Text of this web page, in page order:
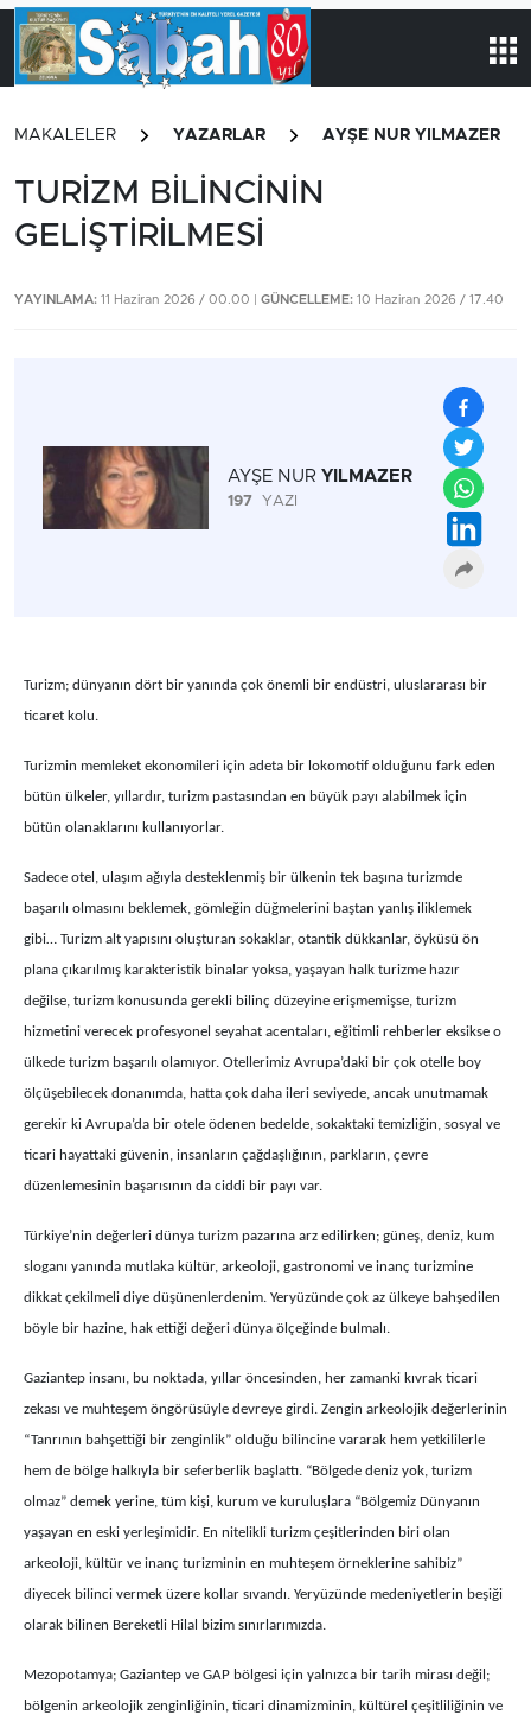
MAKALELER YAZARLAR AYŞE NUR YILMAZER
TURİZM BİLİNCİNİN
GELİŞTİRİLMESİ
YAYINLAMA: 11 Haziran 2026 / 00.00 | GÜNCELLEME: 10 Haziran 2026 / 17.40
AYŞE NUR YILMAZER
197 YAZI
Turizm; dünyanın dört bir yanında çok önemli bir endüstri, uluslararası bir
ticaret kolu.
Turizmin memleket ekonomileri için adeta bir lokomotif olduğunu fark eden
bütün ülkeler, yıllardır, turizm pastasından en büyük payı alabilmek için
bütün olanaklarını kullanıyorlar.
Sadece otel, ulaşım ağıyla desteklenmiş bir ülkenin tek başına turizmde
başarılı olmasını beklemek, gömleğin düğmelerini baştan yanlış iliklemek
gibi… Turizm alt yapısını oluşturan sokaklar, otantik dükkanlar, öyküsü ön
plana çıkarılmış karakteristik binalar yoksa, yaşayan halk turizme hazır
değilse, turizm konusunda gerekli bilinç düzeyine erişmemişse, turizm
hizmetini verecek profesyonel seyahat acentaları, eğitimli rehberler eksikse o
ülkede turizm başarılı olamıyor. Otellerimiz Avrupa’daki bir çok otelle boy
ölçüşebilecek donanımda, hatta çok daha ileri seviyede, ancak unutmamak
gerekir ki Avrupa’da bir otele ödenen bedelde, sokaktaki temizliğin, sosyal ve
ticari hayattaki güvenin, insanların çağdaşlığının, parkların, çevre
düzenlemesinin başarısının da ciddi bir payı var.
Türkiye’nin değerleri dünya turizm pazarına arz edilirken; güneş, deniz, kum
sloganı yanında mutlaka kültür, arkeoloji, gastronomi ve inanç turizmine
dikkat çekilmeli diye düşünenlerdenim. Yeryüzünde çok az ülkeye bahşedilen
böyle bir hazine, hak ettiği değeri dünya ölçeğinde bulmalı.
Gaziantep insanı, bu noktada, yıllar öncesinden, her zamanki kıvrak ticari
zekası ve muhteşem öngörüsüyle devreye girdi. Zengin arkeolojik değerlerinin
“Tanrının bahşettiği bir zenginlik” olduğu bilincine vararak hem yetkililerle
hem de bölge halkıyla bir seferberlik başlattı. “Bölgede deniz yok, turizm
olmaz” demek yerine, tüm kişi, kurum ve kuruluşlara “Bölgemiz Dünyanın
yaşayan en eski yerleşimidir. En nitelikli turizm çeşitlerinden biri olan
arkeoloji, kültür ve inanç turizminin en muhteşem örneklerine sahibiz”
diyecek bilinci vermek üzere kollar sıvandı. Yeryüzünde medeniyetlerin beşiği
olarak bilinen Bereketli Hilal bizim sınırlarımızda.
Mezopotamya; Gaziantep ve GAP bölgesi için yalnızca bir tarih mirası değil;
bölgenin arkeolojik zenginliğinin, ticari dinamizminin, kültürel çeşitliliğinin ve